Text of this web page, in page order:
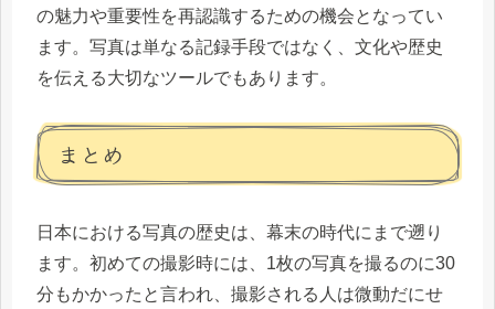
の魅力や重要性を再認識するための機会となってい
ます。写真は単なる記録手段ではなく、文化や歴史
を伝える大切なツールでもあります。
まとめ
日本における写真の歴史は、幕末の時代にまで遡り
ます。初めての撮影時には、1枚の写真を撮るのに30
分もかかったと言われ、撮影される人は微動だにせ